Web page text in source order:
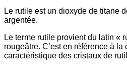
Le rutile est un dioxyde de titane
argentée.
Le terme rutile provient du latin «
rougeâtre. C’est en référence à
caractéristique des cristaux de